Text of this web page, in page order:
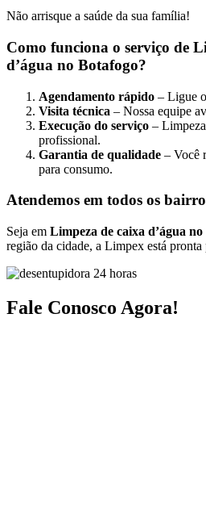
Não arrisque a saúde da sua família!
Como funciona o serviço de
d’água no Botafogo?
Agendamento rápido – Ligue
Visita técnica – Nossa equipe
Execução do serviço –
profissional.
Garantia de qualidade – Você
para consumo.
Atendemos em todos os
Seja em Limpeza de caixa d’água
região da cidade, a Limpex está pronta
Fale Conosco Agora!